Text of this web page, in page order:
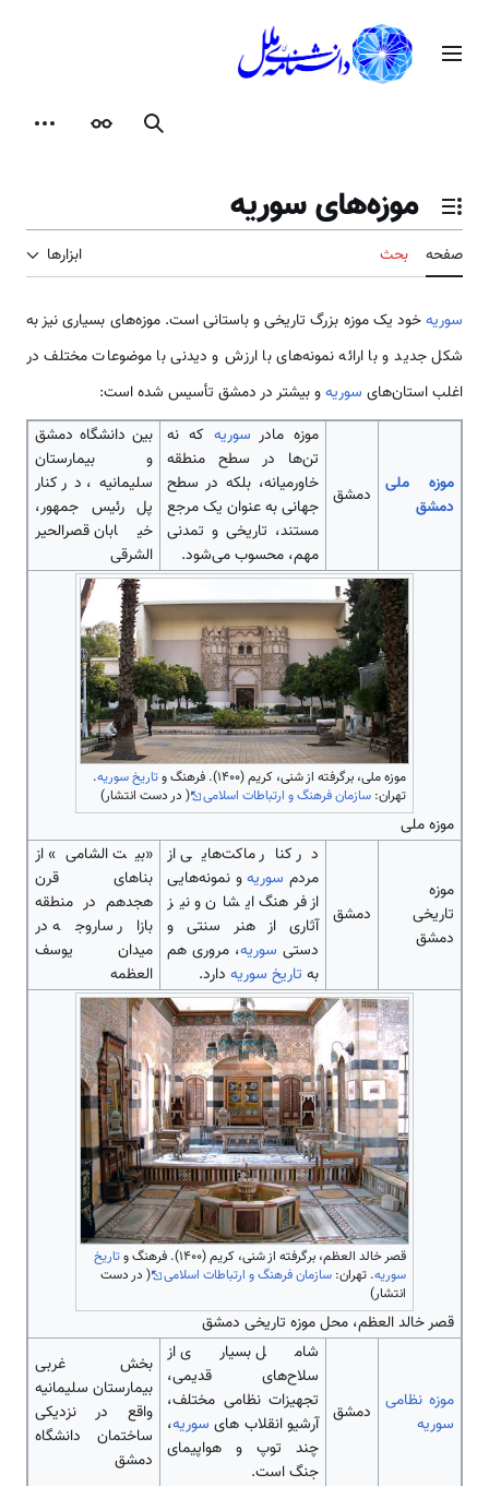
محتوامنوی اصلی
جستجوظاهر
تغییر وضعیت فهرست محتویات
موزه‌های سوریه
صفحه بحث ابزارها
سوریهخود یک موزه بزرگ تاریخی و باستانی ‌‌‌‌‌‌‌‌‌است. موزه‌‌‌‌‌‌‌‌‌‌‌‌‌‌های بسیاری نیز به
شکل جدید و با ارائه نمونه‌‌‌‌‌‌‌‌‌‌‌‌‌‌های با ارزش و دیدنی با موضوعات مختلف در
اغلب ‌‌‌‌‌‌‌‌‌استان‌‌‌‌‌‌‌‌‌‌‌‌‌‌های سوریهو بیشتر در دمشق تأسیس شده ‌‌‌‌‌‌‌‌‌است:
موزه ملی
دمشق
دمشق
موزه مادر سوریه که نه
تن‌‌‌‌‌‌‌‌ها در سطح منطقه
خاورمیانه، بلکه در سطح
جهانی به عنوان یک مرجع
مستند، تاریخی و تمدنی
مهم، محسوب ‌‌‌‌‌‌می‌شود.
بین دانشگاه دمشق
و بیمارستان
سلیمانیه، در کنار
پل رئیس جمهور،
خیابان قصرالحیر
الشرقی
موزه ملی، برگرفته از شنی، کریم (۱۴۰۰). فرهنگ و تاریخ سوریه.
تهران: سازمان فرهنگ و ارتباطات اسلامی ( در دست انتشار)
موزه ملی
موزه
تاریخی
دمشق
دمشق
در کنار ماکت‌‌‌‌‌‌‌‌هایی از
مردم سوریهو نمونه‌‌‌‌‌‌‌‌‌‌‌‌‌‌هایی
از فرهنگ ایشان و نیز
آثاری از هنر سنتی و
دستی سوریه، مروری هم
به تاریخ سوریهدارد.
«بیت الشامی» از
بنا‌‌‌‌‌‌‌‌های قرن
هجدهم در منطقه
بازار ساروجه در
میدان یوسف
العظمه
قصر خالد العظم، برگرفته از شنی، کریم (۱۴۰۰). فرهنگ و
تاریخ
سوریه. تهران: سازمان فرهنگ و ارتباطات اسلامی
( در دست
انتشار)
قصر خالد العظم، محل موزه تاریخی دمشق
موزه نظامی
سوریه
دمشق
شامل بسیاری از
سلاح‌‌‌‌‌‌‌‌‌‌‌‌‌‌های قدیمی،
تجهیزات نظامی مختلف،
آرشیو انقلاب ‌‌‌‌‌‌‌‌های سوریه،
چند توپ و هواپیمای
جنگ ‌‌‌‌‌‌‌‌‌است.
بخش غربی
بیمارستان سلیمانیه
واقع در نزدیکی
ساختمان دانشگاه
دمشق